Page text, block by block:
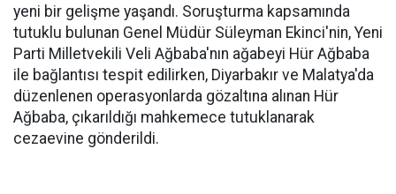
yeni bir gelişme yaşandı. Soruşturma kapsamında
tutuklu bulunan Genel Müdür Süleyman Ekinci'nin, Yeni
Parti Milletvekili Veli Ağbaba'nın ağabeyi Hür Ağbaba
ile bağlantısı tespit edilirken, Diyarbakır ve Malatya'da
düzenlenen operasyonlarda gözaltına alınan Hür
Ağbaba, çıkarıldığı mahkemece tutuklanarak
cezaevine gönderildi.